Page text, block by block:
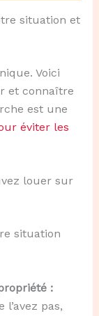
situation et
Voici
et connaître
est une
éviter les
louer sur
situation
:
l’avez pas,